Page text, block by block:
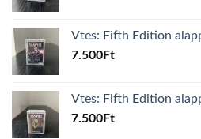
Vtes: Fifth Edition
7.500Ft
Vtes: Fifth Edition
7.500Ft